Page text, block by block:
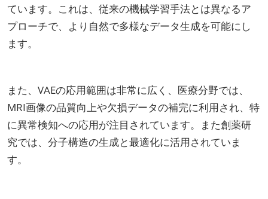
ています。これは、従来の機械学習手法とは異なるア
プローチで、より自然で多様なデータ生成を可能にし
ます。
また、VAEの応用範囲は非常に広く、医療分野では、
MRI画像の品質向上や欠損データの補完に利用され、特
に異常検知への応用が注目されています。また創薬研
究では、分子構造の生成と最適化に活用されていま
す。